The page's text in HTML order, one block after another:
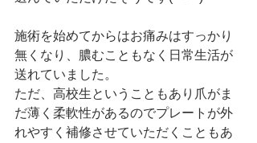
施術を始めてからはお痛みはすっかり
無くなり、膿むこともなく日常生活が
送れていました。
ただ、高校生ということもあり爪がま
だ薄く柔軟性があるのでプレートが外
れやすく補修させていただくこともあ